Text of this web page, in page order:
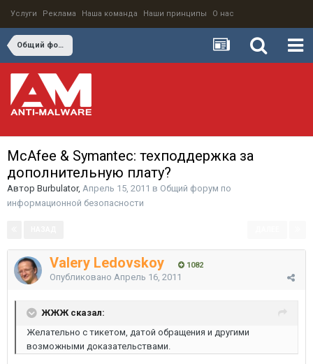
Услуги Реклама Наша команда Наши принципы О нас
Общий форум по информационной безопасности
McAfee & Symantec: техподдержка за
дополнительную плату?
Автор Burbulator, Апрель 15, 2011 в Общий форум по
информационной безопасности
Valery Ledovskoy 1082
Опубликовано Апрель 16, 2011
ЖЖЖ сказал:
Желательно с тикетом, датой обращения и другими
возможными доказательствами.